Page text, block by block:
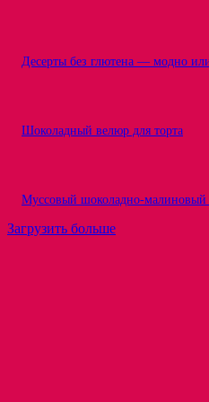
Десерты без глютена — модно
Шоколадный велюр для торта
Муссовый шоколадно-малиновый
Загрузить больше